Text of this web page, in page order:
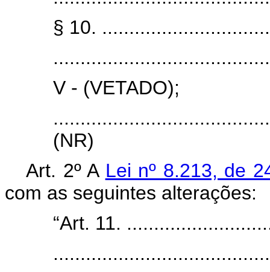
§ 10.
V - (VETADO);
(NR)
Art. 2º A Lei nº 8.213, de
com as seguintes alterações:
“Art. 11.